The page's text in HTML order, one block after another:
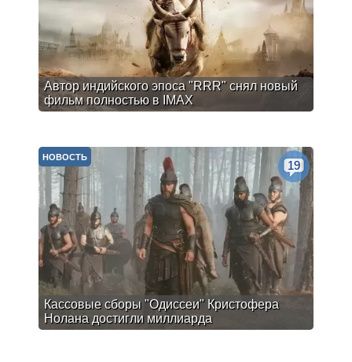
Автор индийского эпоса "RRR" снял новый
фильм полностью в IMAX
Кассовые сборы "Одиссеи" Кристофера
Нолана достигли миллиарда
НОВОСТЬ
19